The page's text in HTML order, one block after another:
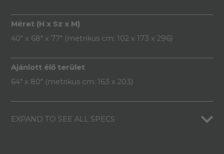
Méret (H x Sz x M)
40" x 68" x 77" (metrikus cm: 102 x 173 x 296)
Ajánlott élő terület
64" x 80" (metrikus cm: 163 x 203)
EXPAND TO SEE ALL SPECS